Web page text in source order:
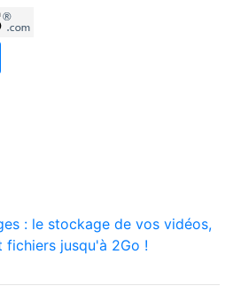
: le stockage de vos vidéos,
fichiers jusqu'à 2Go !